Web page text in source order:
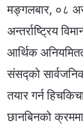
मङ्गलबार, ०८
अन्तर्राष्ट्रिय
आर्थिक
संसद्को
तयार गर्न
छानबिनको